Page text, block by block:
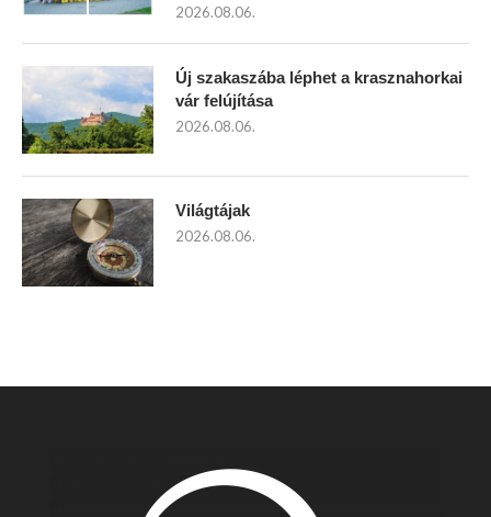
2026.08.06.
Új szakaszába léphet a krasznahorkai
vár felújítása
2026.08.06.
Világtájak
2026.08.06.